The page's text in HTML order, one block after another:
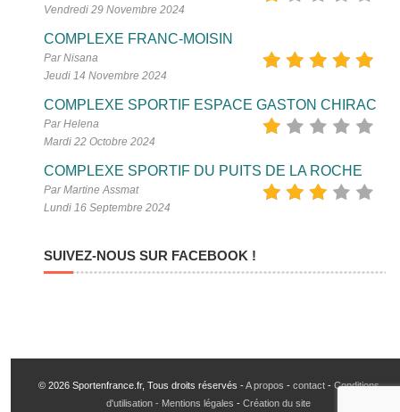
Vendredi 29 Novembre 2024
COMPLEXE FRANC-MOISIN
Par Nisana
Jeudi 14 Novembre 2024
COMPLEXE SPORTIF ESPACE GASTON CHIRAC
Par Helena
Mardi 22 Octobre 2024
COMPLEXE SPORTIF DU PUITS DE LA ROCHE
Par Martine Assmat
Lundi 16 Septembre 2024
SUIVEZ-NOUS SUR FACEBOOK !
© 2026 Sportenfrance.fr, Tous droits réservés -A propos - contact- Conditions
d'utilisation - Mentions légales - Création du site